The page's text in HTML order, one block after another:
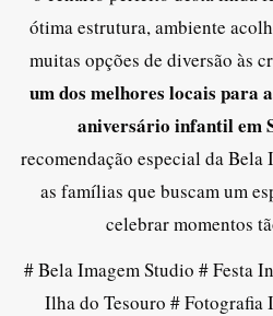
ótima estrutura, ambiente
muitas opções de diversão às
um dos melhores locais para
aniversário infantil em
recomendação especial da Bela
as famílias que buscam um
celebrar momentos
# Bela Imagem Studio # Festa
Ilha do Tesouro #